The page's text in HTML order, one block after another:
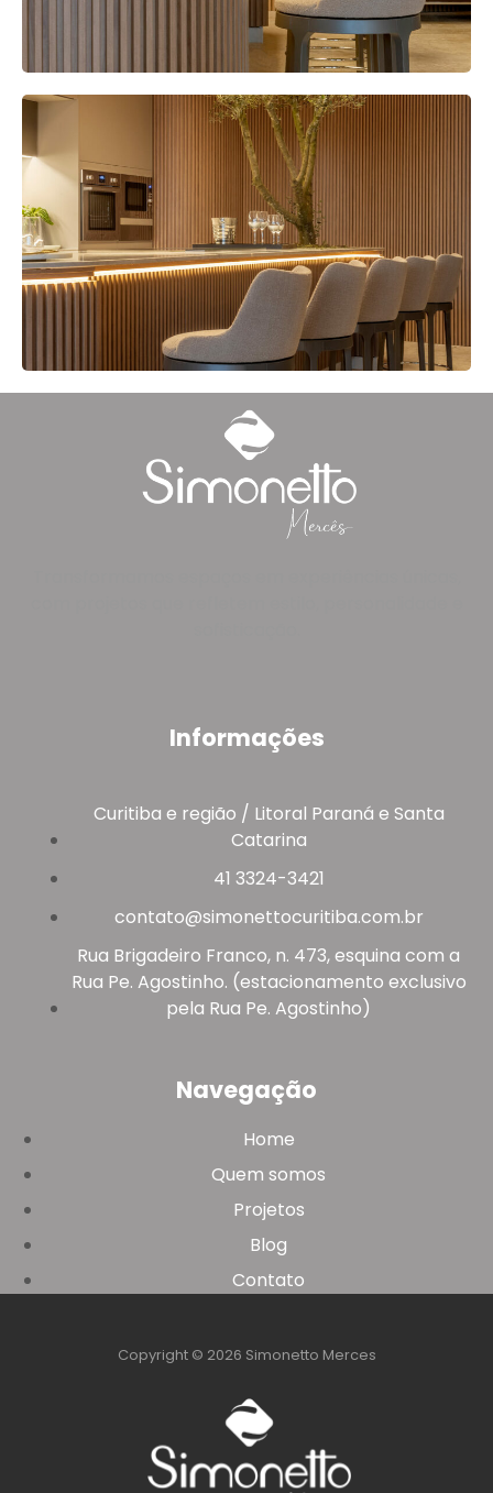
Informações
Curitiba e região / Litoral Paraná e Santa
Catarina
41 3324-3421
contato@simonettocuritiba.com.br
Rua Brigadeiro Franco, n. 473, esquina com a
Rua Pe. Agostinho. (estacionamento exclusivo
pela Rua Pe. Agostinho)
Navegação
Home
Quem somos
Projetos
Blog
Contato
Copyright © 2026 Simonetto Merces